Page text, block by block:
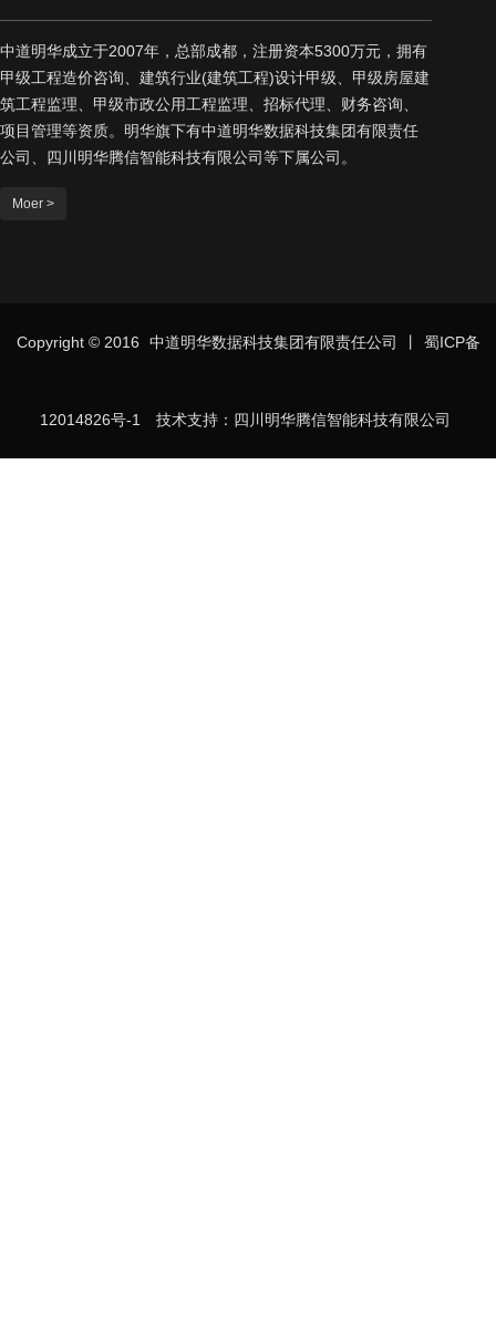
中道明华成立于2007年，总部成都，注册资本5300万元，拥有
甲级工程造价咨询、建筑行业(建筑工程)设计甲级、甲级房屋建
筑工程监理、甲级市政公用工程监理、招标代理、财务咨询、
项目管理等资质。明华旗下有中道明华数据科技集团有限责任
公司、四川明华腾信智能科技有限公司等下属公司。
Moer >
Copyright © 2016 中道明华数据科技集团有限责任公司 蜀ICP备
12014826号-1 技术支持：四川明华腾信智能科技有限公司